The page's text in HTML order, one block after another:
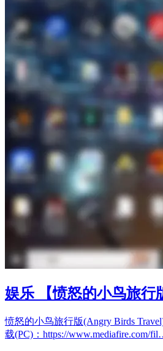
娱乐 【愤怒的小鸟旅行
愤怒的小鸟旅行版(Angry Birds
载(PC)：https://www.mediafire.com/